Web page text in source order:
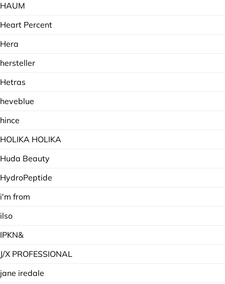
HAUM
Heart Percent
Hera
hersteller
Hetras
heveblue
hince
HOLIKA HOLIKA
Huda Beauty
HydroPeptide
i'm from
ilso
IPKN&
J/X PROFESSIONAL
jane iredale